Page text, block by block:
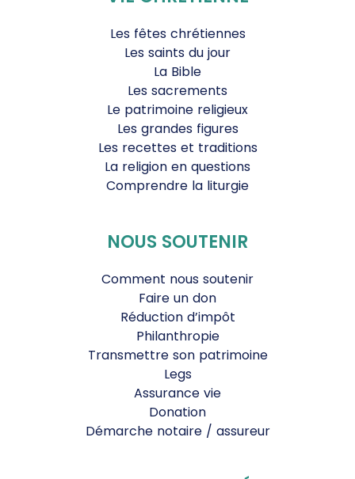
Les fêtes chrétiennes
Les saints du jour
La Bible
Les sacrements
Le patrimoine religieux
Les grandes figures
Les recettes et traditions
La religion en questions
Comprendre la liturgie
NOUS SOUTENIR
Comment nous soutenir
Faire un don
Réduction d’impôt
Philanthropie
Transmettre son patrimoine
Legs
Assurance vie
Donation
Démarche notaire / assureur